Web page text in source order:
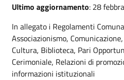
Ultimo aggiornamento: 28
In allegato i Regolamenti
Associazionismo,
Cultura, Biblioteca, Pari
Cerimoniale, Relazioni di
informazioni istituzionali